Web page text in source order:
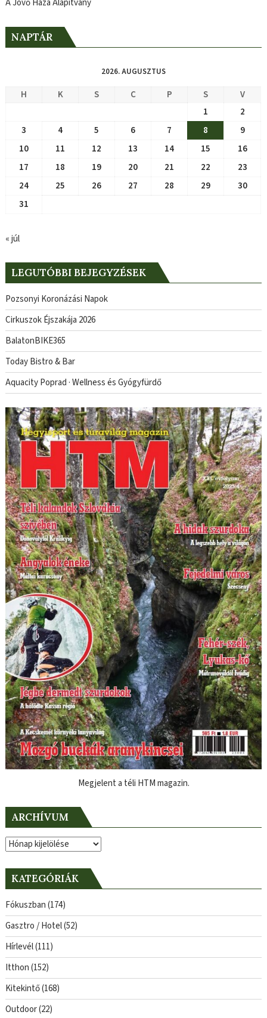
A Jövő Háza Alapítvány
NAPTÁR
2026. AUGUSZTUS
H K S C P S
V
1
2
3
4 5 6 7 8
9
10
11 12 13 14 15
16
17
18 19 20 21 22
23
24
25 26 27 28 29
30
31
« júl
LEGUTÓBBI BEJEGYZÉSEK
Pozsonyi Koronázási Napok
Cirkuszok Éjszakája 2026
BalatonBIKE365
Today Bistro & Bar
Aquacity Poprad · Wellness és Gyógyfürdő
Megjelent a téli HTM magazin.
ARCHÍVUM
Archívum
KATEGÓRIÁK
Fókuszban(174)
Gasztro / Hotel(52)
Hírlevél(111)
Itthon(152)
Kitekintő(168)
Outdoor(22)